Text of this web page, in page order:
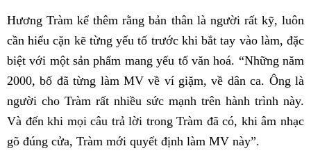
Hương Tràm kể thêm rằng bản thân là người rất kỹ, luôn
cần hiểu cặn kẽ từng yếu tố trước khi bắt tay vào làm, đặc
biệt với một sản phẩm mang yếu tố văn hoá. “Những năm
2000, bố đã từng làm MV về ví giặm, về dân ca. Ông là
người cho Tràm rất nhiều sức mạnh trên hành trình này.
Và đến khi mọi câu trả lời trong Tràm đã có, khi âm nhạc
gõ đúng cửa, Tràm mới quyết định làm MV này”.